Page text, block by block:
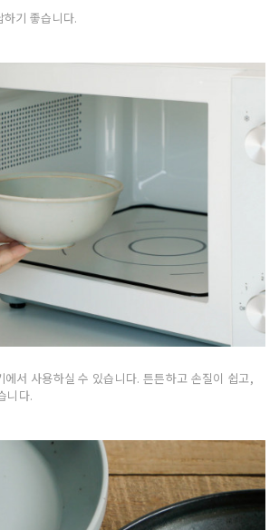
기 좋습니다.
서 사용하실 수 있습니다. 튼튼하고 손질이 쉽고,
니다.